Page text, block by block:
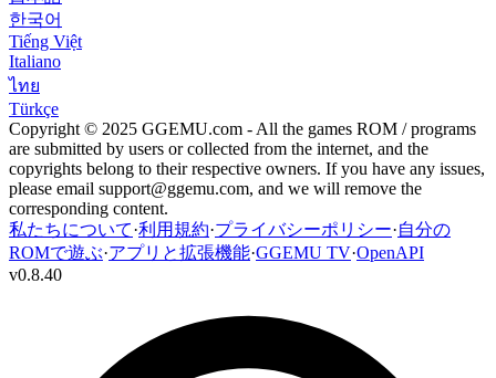
한국어
Tiếng Việt
Italiano
ไทย
Türkçe
Copyright © 2025 GGEMU.com - All the games ROM / programs
are submitted by users or collected from the internet, and the
copyrights belong to their respective owners. If you have any issues,
please email support@ggemu.com, and we will remove the
corresponding content.
私たちについて·利用規約·プライバシーポリシー·自分の
ROMで遊ぶ·アプリと拡張機能·GGEMU TV·OpenAPI
v0.8.40